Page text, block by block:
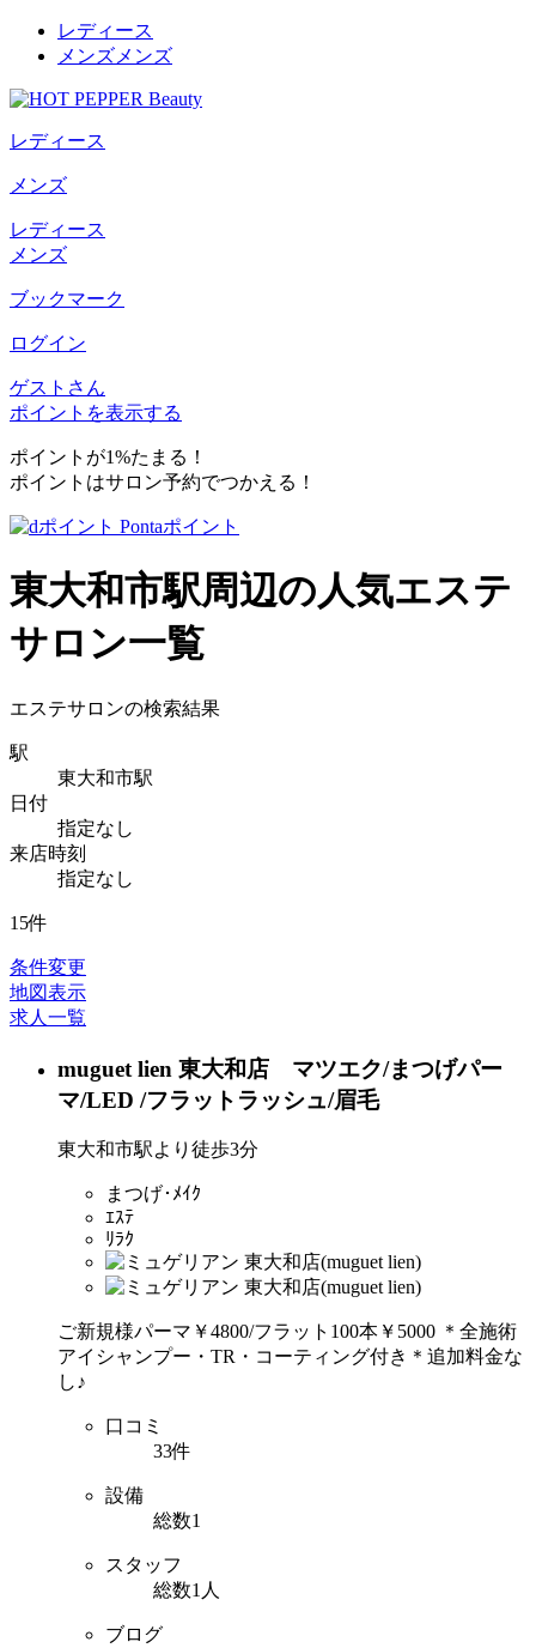
レディース
メンズ メンズ
レディース
メンズ
レディース
メンズ
ブックマーク
ログイン
ゲストさん
ポイントを表示する
ポイントが1%たまる！
ポイントはサロン予約でつかえる！
東大和市駅周辺の人気エステ
サロン一覧
エステサロンの検索結果
駅
東大和市駅
日付
指定なし
来店時刻
指定なし
15件
条件変更
地図表示
求人一覧
muguet lien 東大和店 マツエク/まつげパー
マ/LED /フラットラッシュ/眉毛
東大和市駅より徒歩3分
まつげ･ﾒｲｸ
ｴｽﾃ
ﾘﾗｸ
ご新規様パーマ￥4800/フラット100本￥5000 ＊全施術
アイシャンプー・TR・コーティング付き＊追加料金な
し♪
口コミ
33件
設備
総数1
スタッフ
総数1人
ブログ